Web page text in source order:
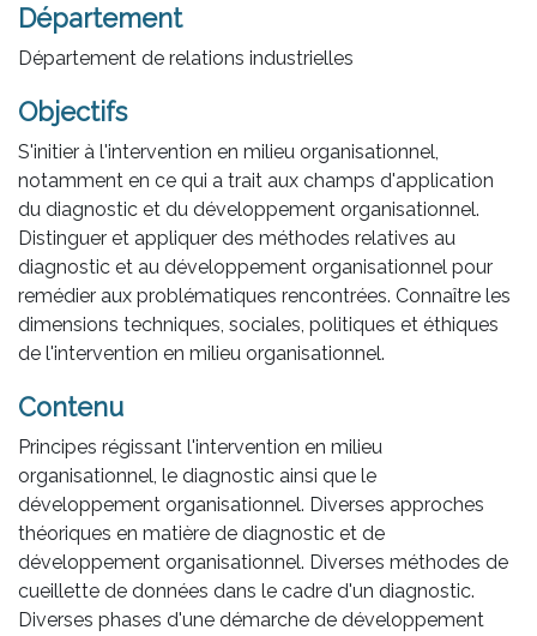
Département
Département de relations industrielles
Objectifs
S'initier à l'intervention en milieu organisationnel,
notamment en ce qui a trait aux champs d'application
du diagnostic et du développement organisationnel.
Distinguer et appliquer des méthodes relatives au
diagnostic et au développement organisationnel pour
remédier aux problématiques rencontrées. Connaître les
dimensions techniques, sociales, politiques et éthiques
de l'intervention en milieu organisationnel.
Contenu
Principes régissant l'intervention en milieu
organisationnel, le diagnostic ainsi que le
développement organisationnel. Diverses approches
théoriques en matière de diagnostic et de
développement organisationnel. Diverses méthodes de
cueillette de données dans le cadre d'un diagnostic.
Diverses phases d'une démarche de développement